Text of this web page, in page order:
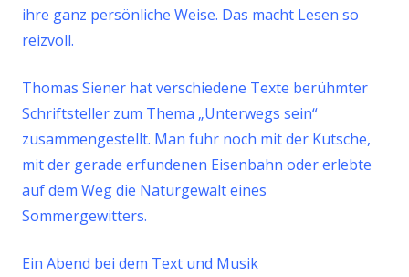
ihre ganz persönliche Weise. Das macht Lesen so
reizvoll.
Thomas Siener hat verschiedene Texte berühmter
Schriftsteller zum Thema „Unterwegs sein“
zusammengestellt. Man fuhr noch mit der Kutsche,
mit der gerade erfundenen Eisenbahn oder erlebte
auf dem Weg die Naturgewalt eines
Sommergewitters.
Ein Abend bei dem Text und Musik